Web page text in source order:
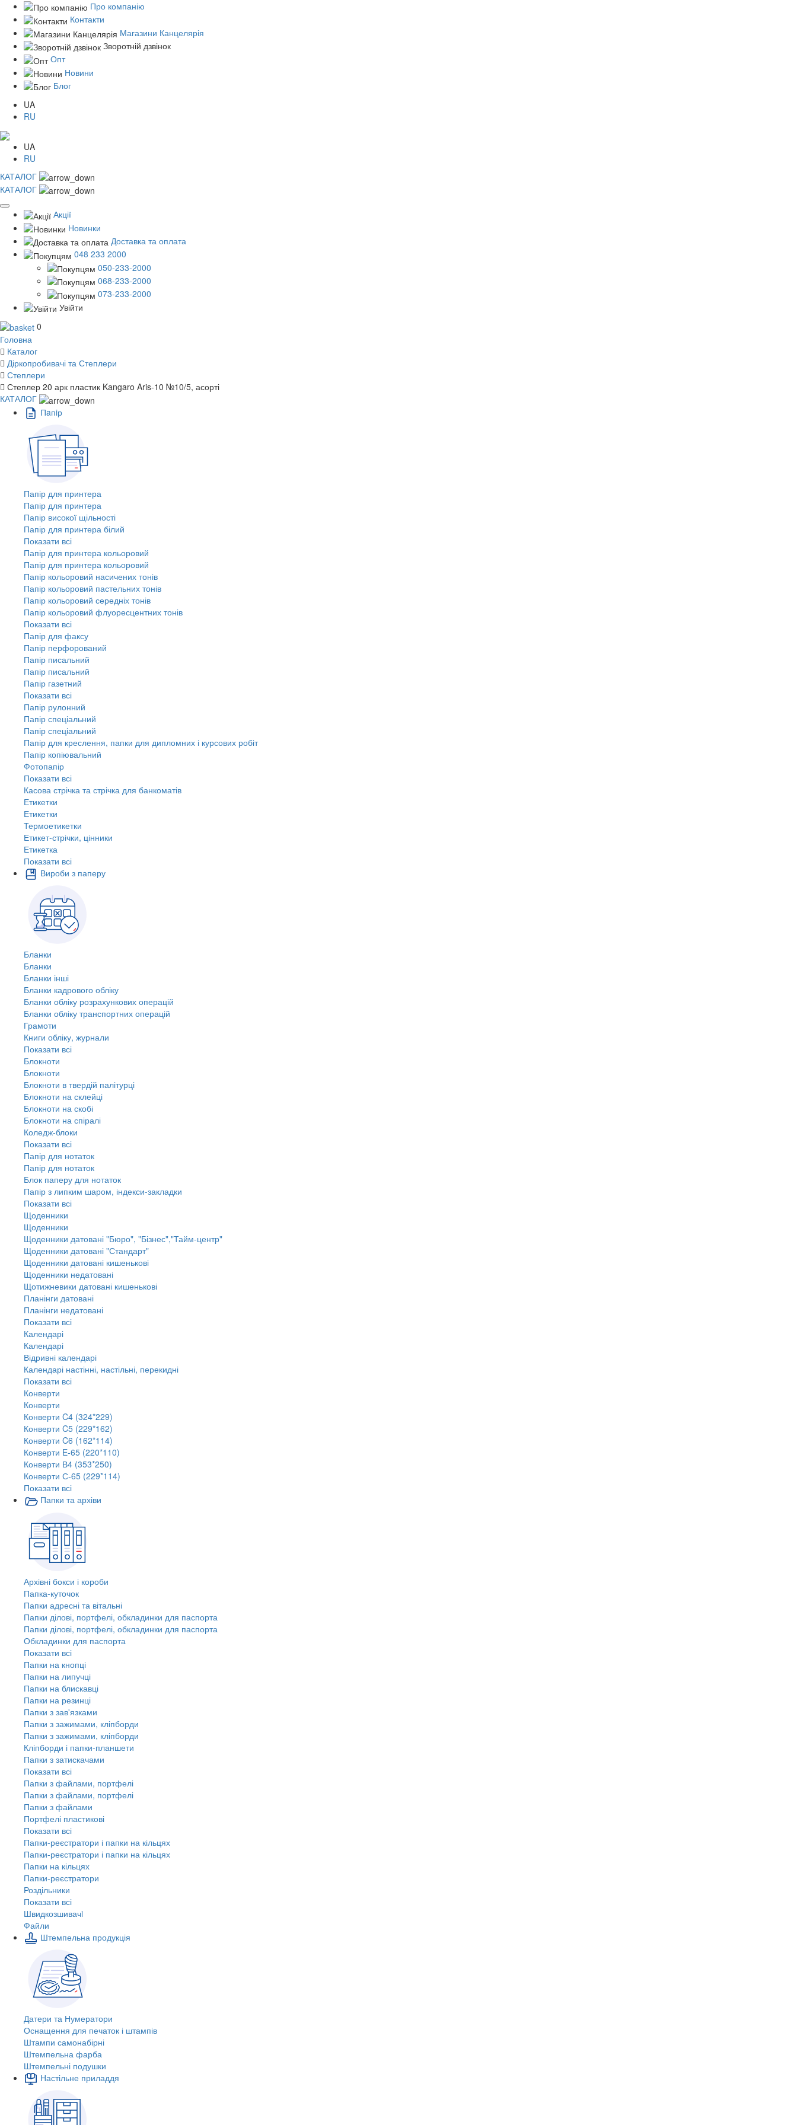
Про компанію
Контакти
Магазини Канцелярія
Зворотній дзвінок
Опт
Новини
Блог
UA
RU
UA
RU
КАТАЛОГ
КАТАЛОГ
Акції
Новинки
Доставка та оплата
048 233 2000
050-233-2000
068-233-2000
073-233-2000
Увійти
0
Головна
Каталог
Діркопробивачі та Степлери
Степлери
Степлер 20 арк пластик Kangaro Aris-10 №10/5, асорті
КАТАЛОГ
Пaпiр
Папір для принтера
Папір для принтера
Папір високої щільності
Папір для принтера білий
Показати всі
Папір для принтера кольоровий
Папір для принтера кольоровий
Папір кольоровий насичених тонів
Папір кольоровий пастельних тонів
Папір кольоровий середніх тонів
Папір кольоровий флуоресцентних тонів
Показати всі
Папір для факсу
Папір перфорований
Папір писальний
Папір писальний
Папір газетний
Показати всі
Папір рулонний
Папір спеціальний
Папір спеціальний
Папір для креслення, папки для дипломних і курсових робіт
Папір копіювальний
Фотопапір
Показати всі
Касова стрічка та стрічка для банкоматів
Етикетки
Етикетки
Термоетикетки
Етикет-стрічки, цінники
Етикетка
Показати всі
Вироби з паперу
Бланки
Бланки
Бланки інші
Бланки кадрового обліку
Бланки обліку розрахункових операцій
Бланки обліку транспортних операцій
Грамоти
Книги обліку, журнали
Показати всі
Блокноти
Блокноти
Блокноти в твердій палітурці
Блокноти на склейці
Блокноти на скобі
Блокноти на спіралі
Коледж-блоки
Показати всі
Папір для нотаток
Папір для нотаток
Блок паперу для нотаток
Папір з липким шаром, індекси-закладки
Показати всі
Щоденники
Щоденники
Щоденники датовані "Бюро", "Бізнес","Тайм-центр"
Щоденники датовані "Стандарт"
Щоденники датовані кишенькові
Щоденники недатовані
Щотижневики датовані кишенькові
Планінги датовані
Планінги недатовані
Показати всі
Календарі
Календарі
Відривні календарі
Календарі настінні, настільні, перекидні
Показати всі
Конверти
Конверти
Конверти C4 (324*229)
Конверти C5 (229*162)
Конверти C6 (162*114)
Конверти E-65 (220*110)
Конверти В4 (353*250)
Конверти С-65 (229*114)
Показати всі
Папки та архіви
Архівні бокси і короби
Папка-куточок
Папки адресні та вітальні
Папки ділові, портфелі, обкладинки для паспорта
Папки ділові, портфелі, обкладинки для паспорта
Обкладинки для паспорта
Показати всі
Папки на кнопці
Папки на липучці
Папки на блискавці
Папки на резинці
Папки з зав'язками
Папки з зажимами, кліпборди
Папки з зажимами, кліпборди
Кліпборди і папки-планшети
Папки з затискачами
Показати всі
Папки з файлами, портфелі
Папки з файлами, портфелі
Папки з файлами
Портфелі пластикові
Показати всі
Папки-реєстратори і папки на кільцях
Папки-реєстратори і папки на кільцях
Папки на кільцях
Папки-реєстратори
Роздільники
Показати всі
Швидкозшивачi
Файли
Штемпельна продукція
Датери та Нумератори
Оснащення для печаток і штампів
Штампи самонабірні
Штемпельна фарба
Штемпельні подушки
Настільне приладдя